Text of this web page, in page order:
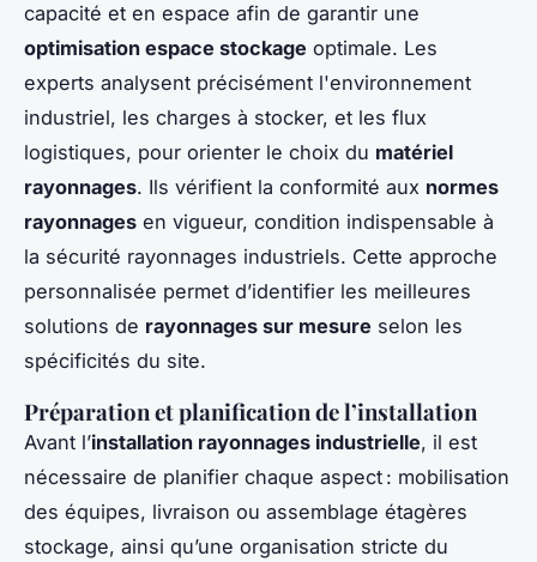
capacité et en espace afin de garantir une
optimisation espace stockage optimale. Les
experts analysent précisément l'environnement
industriel, les charges à stocker, et les flux
logistiques, pour orienter le choix du matériel
rayonnages. Ils vérifient la conformité aux normes
rayonnages en vigueur, condition indispensable à
la sécurité rayonnages industriels. Cette approche
personnalisée permet d’identifier les meilleures
solutions de rayonnages sur mesure selon les
spécificités du site.
Préparation et planification de l’installation
Avant l’installation rayonnages industrielle, il est
nécessaire de planifier chaque aspect : mobilisation
des équipes, livraison ou assemblage étagères
stockage, ainsi qu’une organisation stricte du